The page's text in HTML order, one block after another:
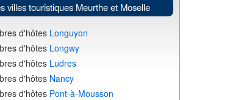
villes touristiques Meurthe et Moselle
d'hôtes Longuyon
d'hôtes Longwy
d'hôtes Ludres
d'hôtes Nancy
d'hôtes Pont-à-Mousson